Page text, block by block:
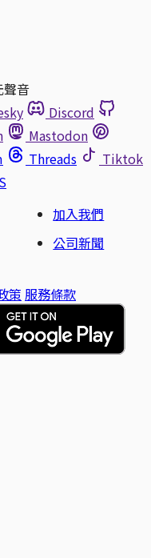
聲音
Discord
Mastodon
Threads
Tiktok
加入我們
公司新聞
策 服務條款